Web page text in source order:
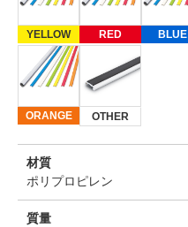
YELLOW RED BLUE
ORANGE OTHER
材質
ポリプロピレン
質量